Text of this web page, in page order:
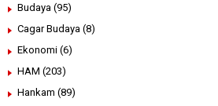
Budaya (95)
Cagar Budaya (8)
Ekonomi (6)
HAM (203)
Hankam (89)